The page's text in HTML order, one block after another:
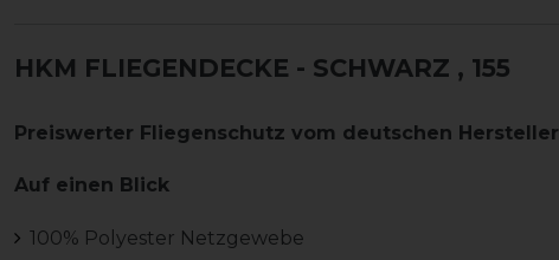
HKM FLIEGENDECKE - SCHWARZ , 155
Preiswerter Fliegenschutz vom deutschen Hersteller
Auf einen Blick
100% Polyester Netzgewebe